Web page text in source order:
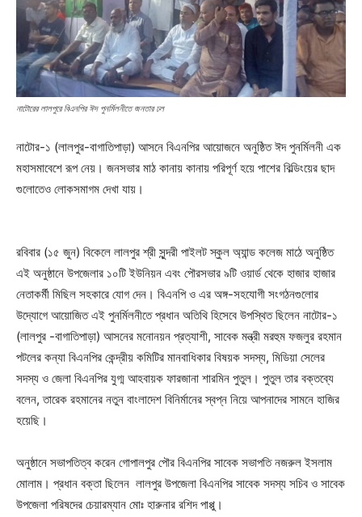
নাটোরের লালপুরে বিএনপির ঈদ পুনর্মিলনীতে জনতার ঢল
নাটোর-১ (লালপুর-বাগাতিপাড়া) আসনে বিএনপির আয়োজনে অনুষ্ঠিত ঈদ পুনর্মিলনী এক
মহাসমাবেশে রূপ নেয়। জনসভার মাঠ কানায় কানায় পরিপূর্ণ হয়ে পাশের বিল্ডিংয়ের ছাদ
গুলোতেও লোকসমাগম দেখা যায়।
রবিবার (১৫ জুন) বিকেলে লালপুর শ্রী সুন্দরী পাইলট স্কুল অ্যান্ড কলেজ মাঠে অনুষ্ঠিত
এই অনুষ্ঠানে উপজেলার ১০টি ইউনিয়ন এবং পৌরসভার ৯টি ওয়ার্ড থেকে হাজার হাজার
নেতাকর্মী মিছিল সহকারে যোগ দেন। বিএনপি ও এর অঙ্গ-সহযোগী সংগঠনগুলোর
উদ্যোগে আয়োজিত এই পুনর্মিলনীতে প্রধান অতিথি হিসেবে উপস্থিত ছিলেন নাটোর-১
(লালপুর -বাগাতিপাড়া) আসনের মনোনয়ন প্রত্যাশী, সাবেক মন্ত্রী মরহুম ফজলুর রহমান
পটলের কন্যা বিএনপির কেন্দ্রীয় কমিটির মানবাধিকার বিষয়ক সদস্য, মিডিয়া সেলের
সদস্য ও জেলা বিএনপির যুগ্ম আহবায়ক ফারজানা শারমিন পুতুল। পুতুল তার বক্তব্যে
বলেন, তারেক রহমানের নতুন বাংলাদেশ বিনির্মানের স্বপ্ন নিয়ে আপনাদের সামনে হাজির
হয়েছি।
অনুষ্ঠানে সভাপতিত্ব করেন গোপালপুর পৌর বিএনপির সাবেক সভাপতি নজরুল ইসলাম
মোলাম। প্রধান বক্তা ছিলেন লালপুর উপজেলা বিএনপির সাবেক সদস্য সচিব ও সাবেক
উপজেলা পরিষদের চেয়ারম্যান মোঃ হারুনার রশিদ পাপ্পু।